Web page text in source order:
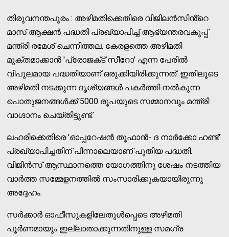
തിരുവനന്തപുരം : അഴിമതിക്കെതിരെ വിജിലൻസിൻ്റെ
മാസ് ആക്ഷൻ പദ്ധതി പ്രഖ്യാപിച്ച് ആഭ്യന്തരവകുപ്പ്
മന്ത്രി രമേശ് ചെന്നിത്തല. കേരളത്തെ അഴിമതി
മുക്തമാക്കാൻ 'പ്രോജക്‌ട്‌ സീറോ' എന്ന പേരിൽ
വിപുലമായ പദ്ധതിയാണ് ഒരുക്കിയിരിക്കുന്നത്. ഇതിലൂടെ
അഴിമതി നടക്കുന്ന ദൃശ്യങ്ങൾ പകർത്തി നൽകുന്ന
പൊതുജനങ്ങൾക്ക് 5000 രൂപയുടെ സമ്മാനവും മന്ത്രി
വാഗ്ദാനം ചെയ്തിട്ടുണ്ട്.
ലഹരിക്കെതിരെ 'ഓപ്പറേഷന്‍ തൂഫാന്‍- ദ നാർക്കോ ഹണ്ട്‌'
പ്രഖ്യാപിച്ചതിന് പിന്നാലെയാണ് പുതിയ പദ്ധതി.
വിജിൻസ്‌ ആസ്ഥാനത്തെ യോഗത്തിനു ശേഷം നടത്തിയ
വാർത്ത സമ്മേളനത്തിൽ സംസാരിക്കുകയായിരുന്നു
അദ്ദേഹം.
സർക്കാർ ഓഫീസുകളിലേതുൾപ്പെടെ അഴിമതി
പൂർണമായും ഇല്ലാതാക്കുന്നതിനുള്ള സമഗ്ര